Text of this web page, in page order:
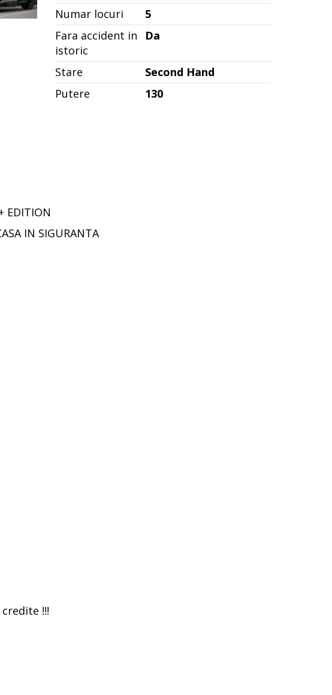
Numar locuri
5
Fara accident in
istoric
Da
Stare
Second Hand
Putere
130
EDITION
IN SIGURANTA
!!!